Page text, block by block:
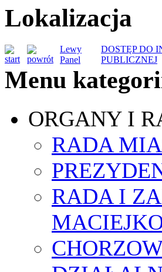
Lokalizacja
Lewy
Panel
DOSTĘP DO
PUBLICZNEJ
Menu
ORGANY I
RADA
RADA I